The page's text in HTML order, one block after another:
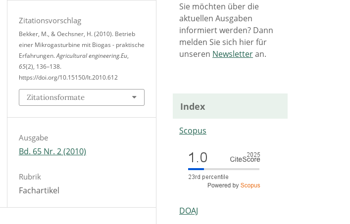
Zitationsvorschlag
Bekker, M., & Oechsner, H. (2010). Betrieb
einer Mikrogasturbine mit Biogas - praktische
Erfahrungen.Agricultural engineering.Eu,
65(2), 136–138.
https://doi.org/10.15150/lt.2010.612
Zitationsformate
Ausgabe
Bd. 65 Nr. 2 (2010)
Rubrik
Fachartikel
Sie möchten über die
aktuellen Ausgaben
informiert werden? Dann
melden Sie sich hier für
unseren Newsletteran.
Index
Scopus
DOAJ